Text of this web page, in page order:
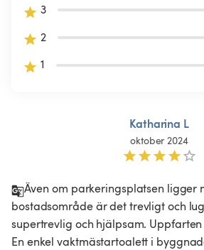
3
2
1
Katharina L
oktober 2024
Även om parkeringsplatsen ligger
bostadsområde är det trevligt och
supertrevlig och hjälpsam. Uppfarten
En enkel vaktmästartoalett i